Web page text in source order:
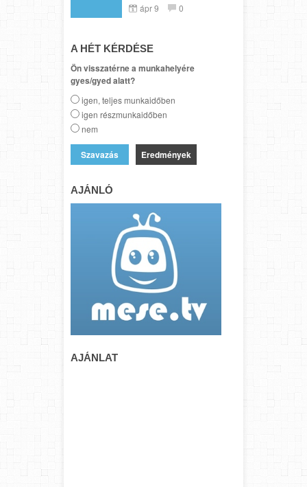
ápr 9 0
A HÉT KÉRDÉSE
Ön visszatérne a munkahelyére
gyes/gyed alatt?
igen, teljes munkaidőben
igen részmunkaidőben
nem
Eredmények
AJÁNLÓ
AJÁNLAT